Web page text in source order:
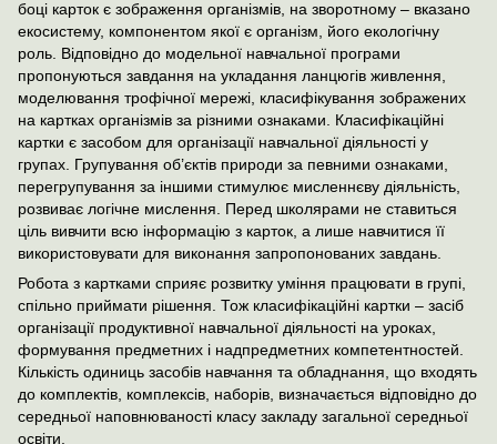
боці карток є зображення організмів, на зворотному – вказано
екосистему, компонентом якої є організм, його екологічну
роль. Відповідно до модельної навчальної програми
пропонуються завдання на укладання ланцюгів живлення,
моделювання трофічної мережі, класифікування зображених
на картках організмів за різними ознаками. Класифікаційні
картки є засобом для організації навчальної діяльності у
групах. Групування об’єктів природи за певними ознаками,
перегрупування за іншими стимулює мисленнєву діяльність,
розвиває логічне мислення. Перед школярами не ставиться
ціль вивчити всю інформацію з карток, а лише навчитися її
використовувати для виконання запропонованих завдань.
Робота з картками сприяє розвитку уміння працювати в групі,
спільно приймати рішення. Тож класифікаційні картки – засіб
організації продуктивної навчальної діяльності на уроках,
формування предметних і надпредметних компетентностей.
Кількість одиниць засобів навчання та обладнання, що входять
до комплектів, комплексів, наборів, визначається відповідно до
середньої наповнюваності класу закладу загальної середньої
освіти.